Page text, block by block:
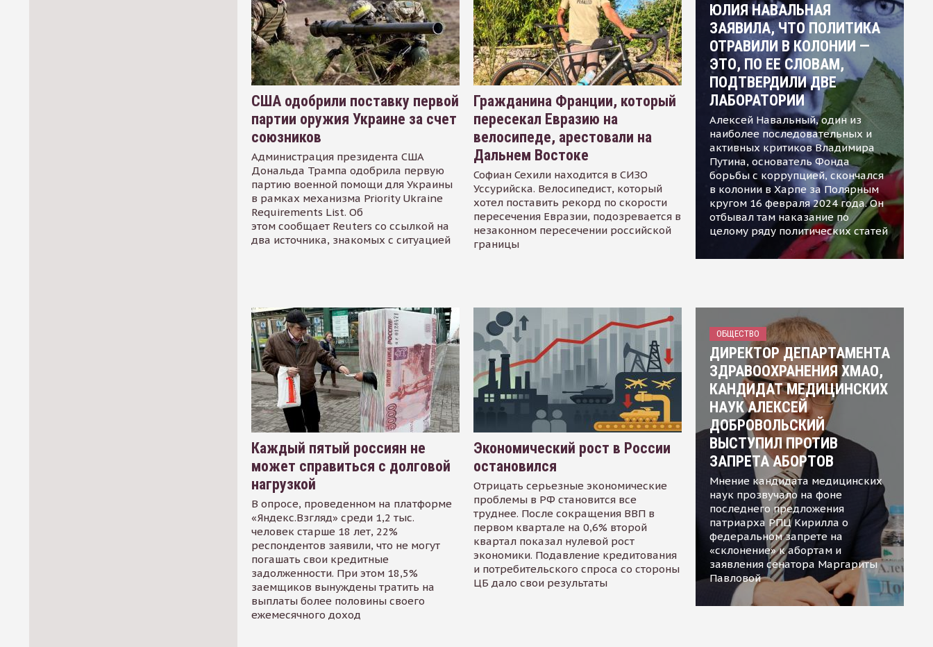
США одобрили поставку первой
партии оружия Украине за счет
союзников
Администрация президента США
Дональда Трампа одобрила первую
партию военной помощи для Украины
в рамках механизма Priority Ukraine
Requirements List. Об
этом сообщает Reuters со ссылкой на
два источника, знакомых с ситуацией
Гражданина Франции, который
пересекал Евразию на
велосипеде, арестовали на
Дальнем Востоке
Софиан Сехили находится в СИЗО
Уссурийска. Велосипедист, который
хотел поставить рекорд по скорости
пересечения Евразии, подозревается в
незаконном пересечении российской
границы
ЮЛИЯ НАВАЛЬНАЯ
ЗАЯВИЛА, ЧТО ПОЛИТИКА
ОТРАВИЛИ В КОЛОНИИ —
ЭТО, ПО ЕЕ СЛОВАМ,
ПОДТВЕРДИЛИ ДВЕ
ЛАБОРАТОРИИ
Алексей Навальный, один из
наиболее последовательных и
активных критиков Владимира
Путина, основатель Фонда
борьбы с коррупцией, скончался
в колонии в Харпе за Полярным
кругом 16 февраля 2024 года. Он
отбывал там наказание по
целому ряду политических статей
Каждый пятый россиян не
может справиться с долговой
нагрузкой
В опросе, проведенном на платформе
«Яндекс.Взгляд» среди 1,2 тыс.
человек старше 18 лет, 22%
респондентов заявили, что не могут
погашать свои кредитные
задолженности. При этом 18,5%
заемщиков вынуждены тратить на
выплаты более половины своего
ежемесячного доход
Экономический рост в России
остановился
Отрицать серьезные экономические
проблемы в РФ становится все
труднее. После сокращения ВВП в
первом квартале на 0,6% второй
квартал показал нулевой рост
экономики. Подавление кредитования
и потребительского спроса со стороны
ЦБ дало свои результаты
ОБЩЕСТВО
ДИРЕКТОР ДЕПАРТАМЕНТА
ЗДРАВООХРАНЕНИЯ ХМАО,
КАНДИДАТ МЕДИЦИНСКИХ
НАУК АЛЕКСЕЙ
ДОБРОВОЛЬСКИЙ
ВЫСТУПИЛ ПРОТИВ
ЗАПРЕТА АБОРТОВ
Мнение кандидата медицинских
наук прозвучало на фоне
последнего предложения
патриарха РПЦ Кирилла о
федеральном запрете на
«склонение» к абортам и
заявления сенатора Маргариты
Павловой